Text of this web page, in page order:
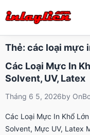
Thẻ: các loại mực
Các Loại Mực In
Solvent, UV, Latex
Tháng 6 5, 2026by
Các Loại Mực In Khổ
Solvent, Mực UV, Latex